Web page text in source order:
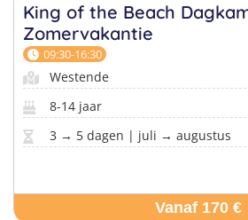
King of the Beach
Zomervakantie
09:30-16:30
Westende
8-14 jaar
3 → 5 dagen | juli → augustus
Vanaf 170 €